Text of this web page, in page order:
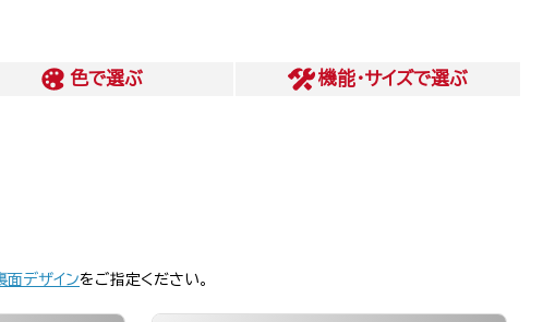
色で選ぶ 機能・サイズで選ぶ
面デザインをご指定ください。